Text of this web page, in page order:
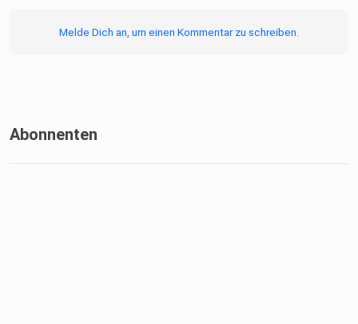
Melde Dich an, um einen Kommentar zu schreiben.
Abonnenten